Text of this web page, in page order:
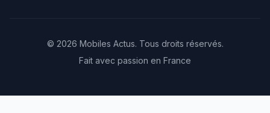
© 2026 Mobiles Actus. Tous droits réservés.
Fait avec passion en France